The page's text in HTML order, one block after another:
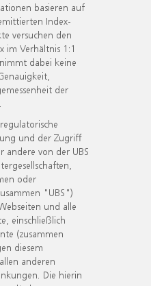
basieren auf
Index-
versuchen den
im Verhältnis 1:1
dabei keine
der
und der Zugriff
andere von der UBS
oder
"UBS")
und alle
einschließlich
(zusammen
diesem
anderen
Die hierin